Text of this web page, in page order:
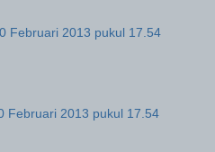
Februari 2013 pukul 17.54
Februari 2013 pukul 17.54